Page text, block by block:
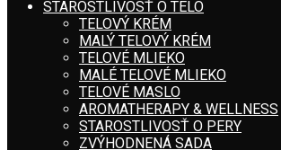
STAROSTLIVOSŤ O TELO
TELOVÝ KRÉM
MALÝ TELOVÝ KRÉM
TELOVÉ MLIEKO
MALÉ TELOVÉ MLIEKO
TELOVÉ MASLO
AROMATHERAPY & WELLNESS
STAROSTLIVOSŤ O PERY
ZVÝHODNENÁ SADA